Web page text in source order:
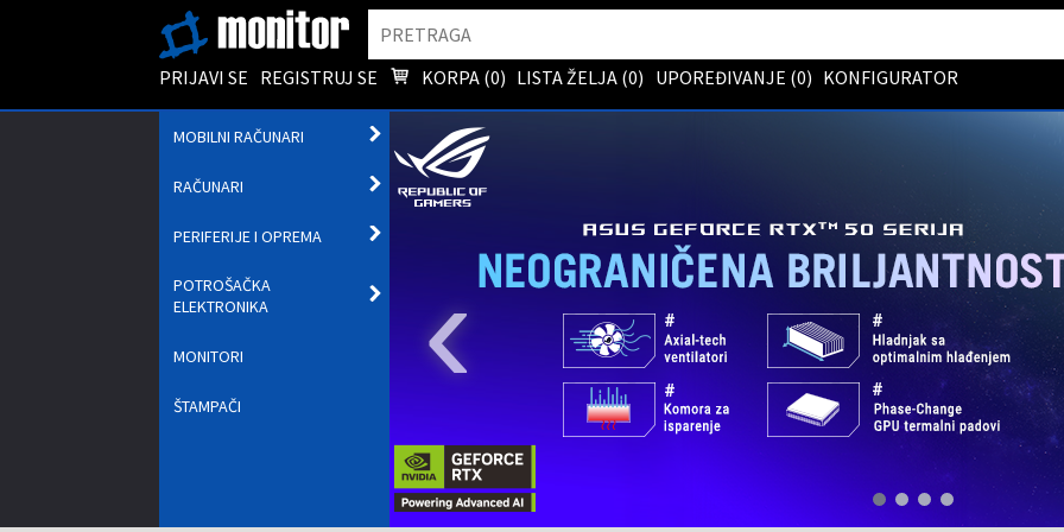
PRIJAVI SE REGISTRUJ SE KORPA (0) LISTA ŽELJA (0) UPOREĐIVANJE (0) KONFIGURATOR
MOBILNI RAČUNARI
PODMENI
RAČUNARI
OTVORI
PODMENI
PERIFERIJE I OPREMA
POTROŠAČKA
ELEKTRONIKA
MONITORI
ŠTAMPAČI ‹